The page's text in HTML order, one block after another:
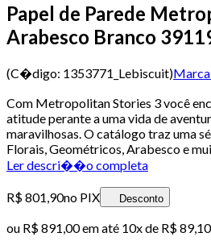
Papel de Parede
Arabesco Branco
(C�digo: 1353771_Lebiscuit)
Com Metropolitan Stories 3 você
atitude perante a uma vida de
maravilhosas. O catálogo traz uma
Florais, Geométricos, Arabesco e
Ler descri��o completa
R$ 801,90no PIX Desconto
ou R$ 891,00em até 10x de R$